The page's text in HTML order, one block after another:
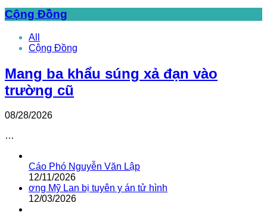
Cộng Đồng
All
Cộng Đồng
Mang ba khẩu súng xả đạn vào
trường cũ
08/28/2026
…
Cáo Phó Nguyễn Văn Lập
12/11/2026
ơng Mỹ Lan bị tuyên y án tử hình
12/03/2026